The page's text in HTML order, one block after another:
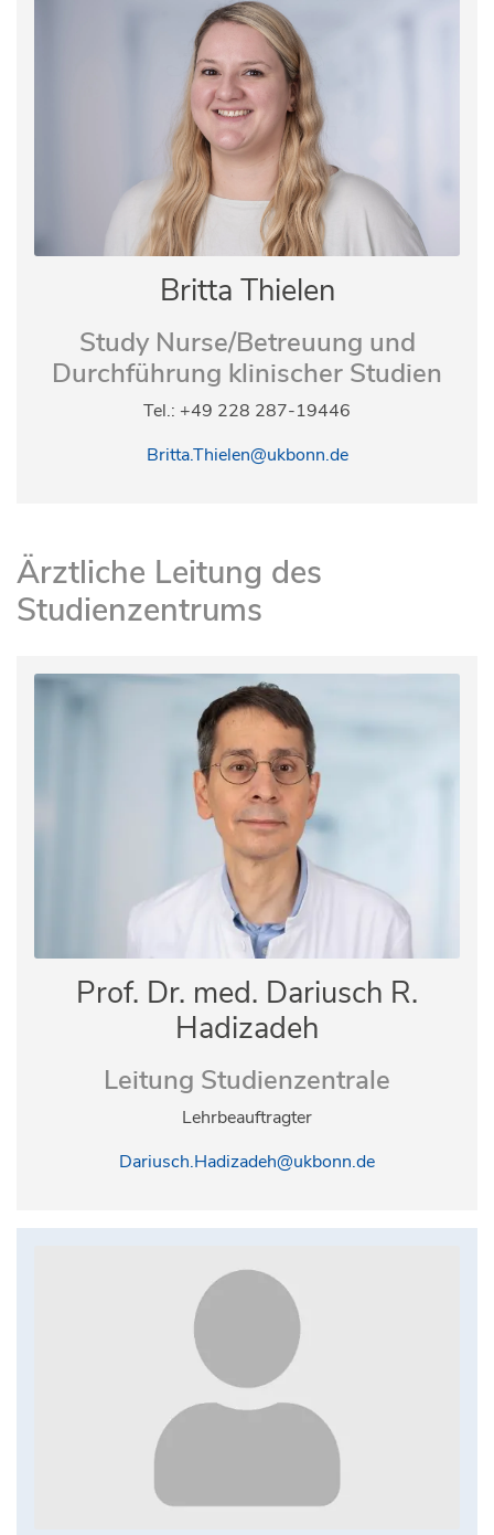
Britta Thielen
Study Nurse/Betreuung und
Durchführung klinischer Studien
Tel.: +49 228 287-19446
Britta.Thielen@ukbonn.de
Ärztliche Leitung des
Studienzentrums
Prof. Dr. med. Dariusch R.
Hadizadeh
Leitung Studienzentrale
Lehrbeauftragter
Dariusch.Hadizadeh@ukbonn.de